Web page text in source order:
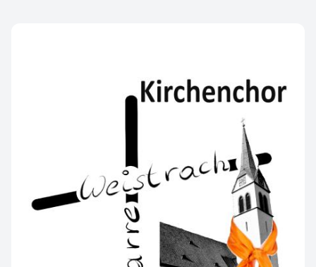
Bild